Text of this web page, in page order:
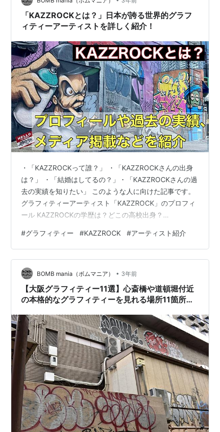
グラフィティー「西成ウォールアートニ…
「KAZZROCKとは？」日本が誇る世界的グラフ
ィティーアーティストを詳しく紹介！
・「KAZZROCKって誰？」 ・「KAZZROCKさんの出身
は？」 ・「結婚はしてるの？」・「KAZZROCKさんの過
去の実績を知りたい」 このような人に向けた記事です。
グラフィティーアーティスト「KAZZROCK」のプロフィ
ール KAZZROCKの学歴は？どこの高校出身？
ン・キャラクターの名前 「KAZZROCKの特徴」
KAZZROCK過去の実績 KAZZROCKメディア掲載
KAZZROCK YouTube動画 KAZZROCKインタビュー記事
KAZZROCK雑誌の掲載 KAZZROCK テレビ出演 プレバト
最後に …
#グラフィティー #KAZZROCK #アーティスト紹介
BOMB mania（ボムマニア） • 3年前
【大阪グラフィティー11選】心斎橋や道頓堀付近
の本格的なグラフィティーを見れる場所11箇所紹